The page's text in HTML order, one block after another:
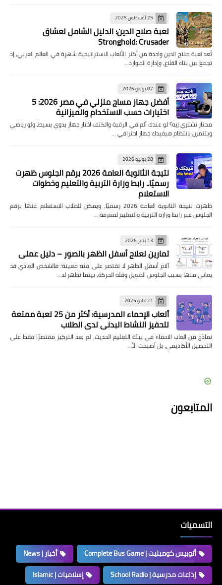
25 أغسطس 2025
لعبة صلاح الدين: الدليل الشامل لعشاق
Stronghold: Crusader
تُعد لعبة صلاح الدين واحدة من أكثر الألعاب الاستراتيجية شهرة في العالم العربي، إذ
تجمع بين بناء القلاع، وإدارة الموارد…
07 يوليو 2026
أفضل جهاز مساج منزلي في مصر 2026: 5
اختيارات حسب الاستخدام والميزانية
محتار تشتري إيه؟ لو عندك ألم في الرقبة والكتف اختار جهاز يدوي بسيط، ولو رياضي
وبتتمرن بانتظام هيفيدك جهاز احترافي …
28 يوليو 2026
نتيجة الثانوية العامة 2026 برقم الجلوس ظهرت
رسميًا.. رابط وزارة التربية والتعليم وخطوات
الاستعلام
ظهرت نتيجة الثانوية العامة 2026 رسميًا، ويمكن للطلاب الاستعلام عنها برقم
الجلوس عبر رابط وزارة التربية والتعليم لمعرفة …
13 يناير 2026
تمارين لعلاج أسفل الظهر بالصور – دليل عملي
آلام أسفل الظهر لا تقتصر على فئة معينة؛ فالشخص العادي قد
يعاني منها بسبب الجلوس الطويل وقلة الحركة، بينما تظهر لد…
21 مايو 2025
ألعاب الإحماء المدرسية: أكثر من 25 لعبة ممتعة
لتحفيز النشاط البدني لدى الطلاب
نماذج من العاب الاحماء في بيئة التعليم الحديث، لم يعد التركيز مقتصرًا فقط على
التحصيل الأكاديمي، بل أصبحت الأ…
المتابعون
التسميات
أتوبيس كومبليت | Complete Bus Game
أخبار | News
إذاعات مدرسية | School Radio
إسلاميات | Islamic